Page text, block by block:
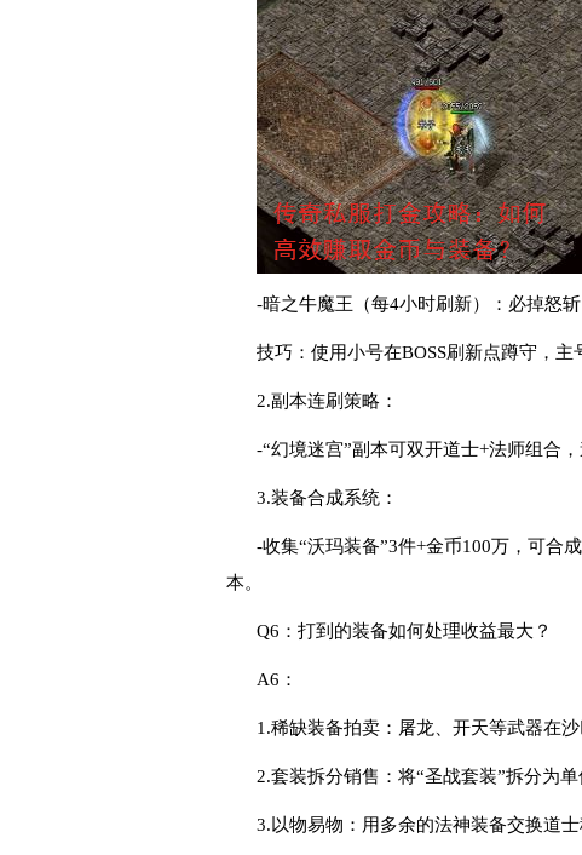
-暗之牛魔王（每4小时刷新）：必掉怒斩
技巧：使用小号在BOSS刷新点蹲守，主
2.副本连刷策略：
-“幻境迷宫”副本可双开道士+法师组合
3.装备合成系统：
-收集“沃玛装备”3件+金币100万，可合
本。
Q6：打到的装备如何处理收益最大？
A6：
1.稀缺装备拍卖：屠龙、开天等武器在
2.套装拆分销售：将“圣战套装”拆分为
3.以物易物：用多余的法神装备交换道